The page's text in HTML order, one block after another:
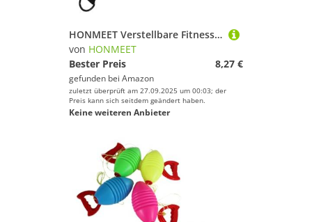
HONMEET Verstellbare Fitness erweiterungsschlaufe mit Polsterung für Trizeps Zugübungen an Kabelmaschinen Multifunktional für Männer Installieren und Anpassbar
von HONMEET
Bester Preis
8,27 €
gefunden bei Amazon
zuletzt überprüft am 27.09.2025 um 00:03; der
Preis kann sich seitdem geändert haben.
Keine weiteren Anbieter